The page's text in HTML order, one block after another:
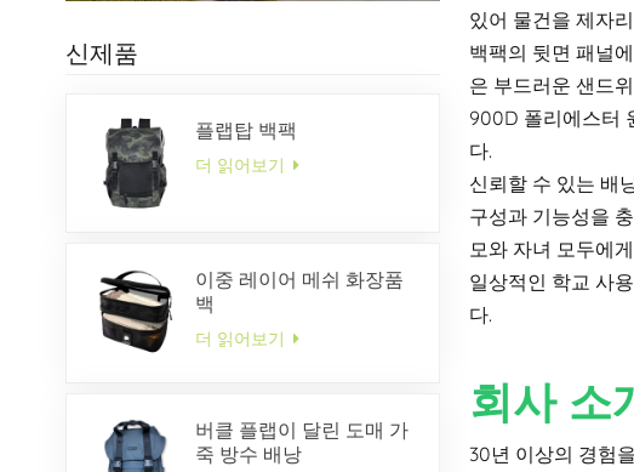
신제품
플랩탑 백팩
더 읽어보기
이중 레이어 메쉬 화장품
백
더 읽어보기
버클 플랩이 달린 도매 가
죽 방수 배낭
있어 물건을 제자
백팩의 뒷면 패널
은 부드러운 샌드
900D 폴리에스터
다.
신뢰할 수 있는 배
구성과 기능성을
모와 자녀 모두에
일상적인 학교 사
다.
회사 소
30년 이상의 경험